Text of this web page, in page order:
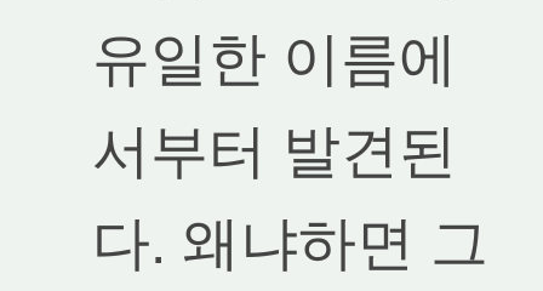
유일한 이름에
서부터 발견된
다. 왜냐하면 그